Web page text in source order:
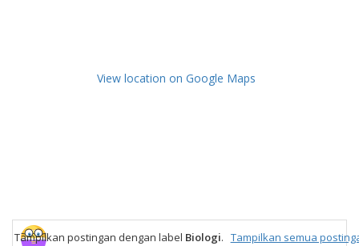
View location on Google Maps
Tampilkan postingan dengan label Biologi. Tampilkan semua